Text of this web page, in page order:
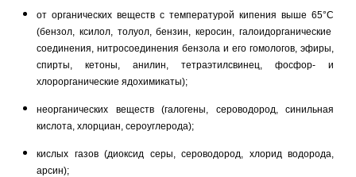
от органических веществ с температурой кипения выше 65°С
(бензол, ксилол, толуол, бензин, керосин, галоидорганические
соединения, нитросоединения бензола и его гомологов, эфиры,
спирты, кетоны, анилин, тетраэтилсвинец, фосфор- и
хлорорганические ядохимикаты);
неорганических веществ (галогены, сероводород, синильная
кислота, хлорциан, сероуглерода);
кислых газов (диоксид серы, сероводород, хлорид водорода,
арсин);